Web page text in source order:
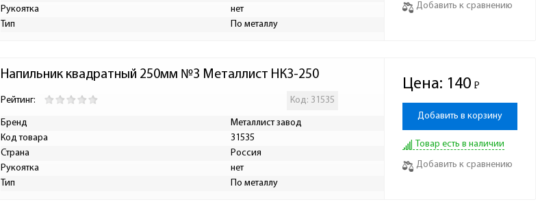
Рукоятка
нет
Тип
По металлу
Добавить к сравнению
Напильник квадратный 250мм №3 Металлист НК3-250
Рейтинг: Код: 31535
Бренд
Металлист завод
Код товара
31535
Страна
Россия
Рукоятка
нет
Тип
По металлу
Цена: 140 Р
-
Добавить в корзину
Товар есть в наличии
Добавить к сравнению